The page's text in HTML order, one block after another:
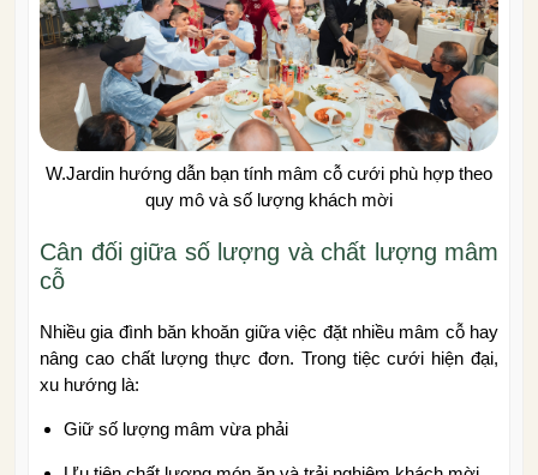
W.Jardin hướng dẫn bạn tính mâm cỗ cưới phù hợp theo
quy mô và số lượng khách mời
Cân đối giữa số lượng và chất lượng mâm
cỗ
Nhiều gia đình băn khoăn giữa việc đặt nhiều mâm cỗ hay
nâng cao chất lượng thực đơn. Trong tiệc cưới hiện đại,
xu hướng là:
Giữ số lượng mâm vừa phải